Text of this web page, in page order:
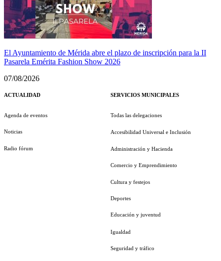
El Ayuntamiento de Mérida abre el plazo de inscripción para la II
Pasarela Emérita Fashion Show 2026
07/08/2026
ACTUALIDAD
Agenda de eventos
Noticias
Radio fórum
SERVICIOS MUNICIPALES
Todas las delegaciones
Accesibilidad Universal e Inclusión
Administración y Hacienda
Comercio y Emprendimiento
Cultura y festejos
Deportes
Educación y juventud
Igualdad
Seguridad y tráfico